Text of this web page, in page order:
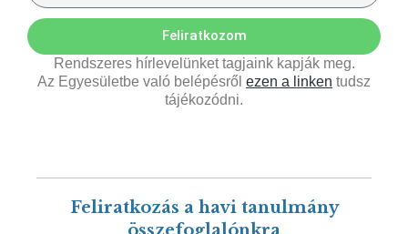
Feliratkozom
Rendszeres hírlevelünket tagjaink kapják meg.
Az Egyesületbe való belépésről ezen a linken tudsz
tájékozódni.
Feliratkozás a havi tanulmány